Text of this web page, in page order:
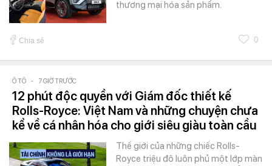
thương mại hóa sản phẩm.
Chia sẻ 0
Ô TÔ - 7 GIỜ TRƯỚC
12 phút độc quyền với Giám đốc thiết kế
Rolls-Royce: Việt Nam và những chuyện chưa
kể về cá nhân hóa cho giới siêu giàu toàn cầu
Thế giới của những chiếc Rolls-
Royce triệu đô luôn phủ một lớp màn